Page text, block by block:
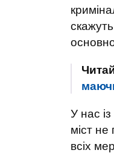
У нас
міст
всіх